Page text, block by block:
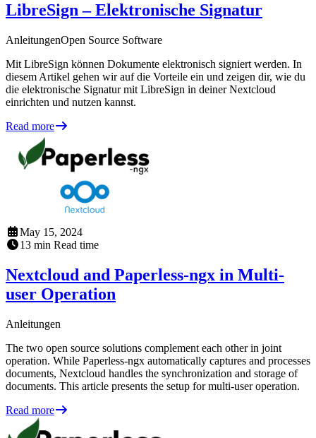
LibreSign – Elektronische Signatur
AnleitungenOpen Source Software
Mit LibreSign können Dokumente elektronisch signiert werden. In
diesem Artikel gehen wir auf die Vorteile ein und zeigen dir, wie du
die elektronische Signatur mit LibreSign in deiner Nextcloud
einrichten und nutzen kannst.
Read more
May 15, 2024
13 min Read time
Nextcloud and Paperless-ngx in Multi-
user Operation
Anleitungen
The two open source solutions complement each other in joint
operation. While Paperless-ngx automatically captures and processes
documents, Nextcloud handles the synchronization and storage of
documents. This article presents the setup for multi-user operation.
Read more